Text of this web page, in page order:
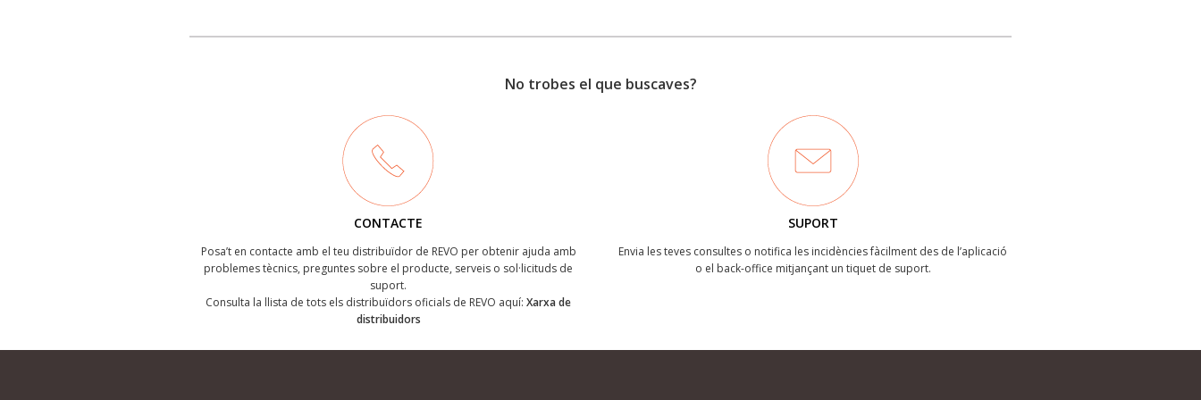
No trobes el que buscaves?
CONTACTE
Posa’t en contacte amb el teu distribuïdor de REVO per obtenir ajuda amb
problemes tècnics, preguntes sobre el producte, serveis o sol·licituds de
suport.
Consulta la llista de tots els distribuïdors oficials de REVO aquí: Xarxa de
distribuidors
SUPORT
Envia les teves consultes o notifica les incidències fàcilment des de l’aplicació
o el back-office mitjançant un tiquet de suport.